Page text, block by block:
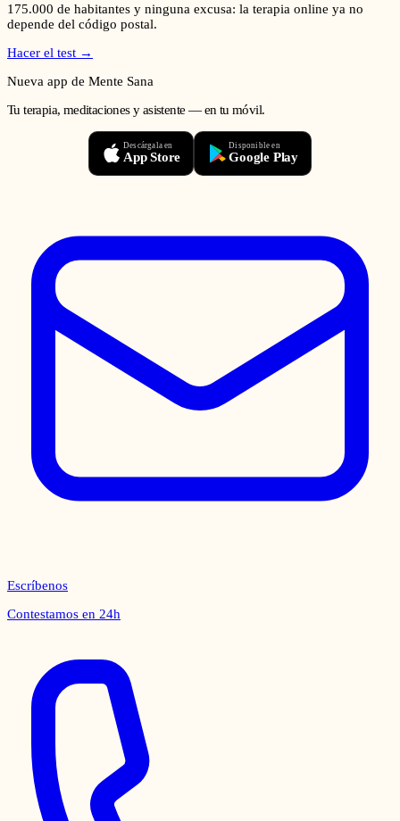
175.000 de habitantes y ninguna excusa: la terapia online ya no
depende del código postal.
Hacer el test →
Nueva app de Mente Sana
Tu terapia, meditaciones y asistente — en tu móvil.
Descárgala en
App Store
Disponible en
Google Play
Escríbenos
Contestamos en 24h